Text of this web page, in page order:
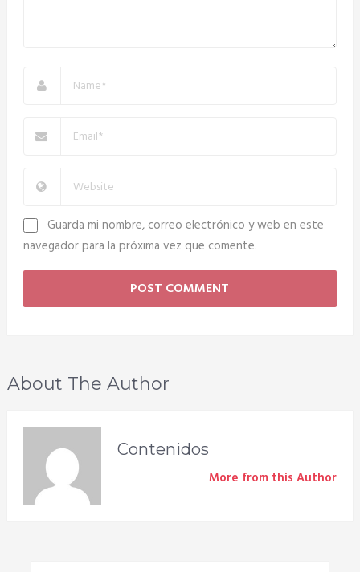
Guarda mi nombre, correo electrónico y web en este
navegador para la próxima vez que comente.
About The Author
Contenidos
More from this Author